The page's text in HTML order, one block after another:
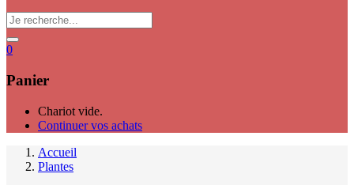
0
Panier
Chariot vide.
Continuer vos achats
Accueil
Plantes